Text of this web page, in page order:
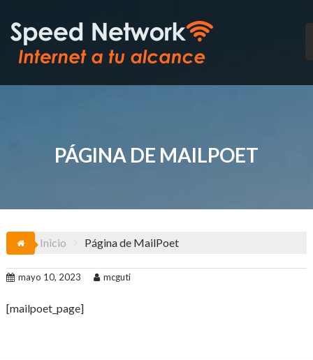
contenido
PÁGINA DE MAILPOET
Inicio Página de MailPoet
mayo 10, 2023 mcguti
[mailpoet_page]